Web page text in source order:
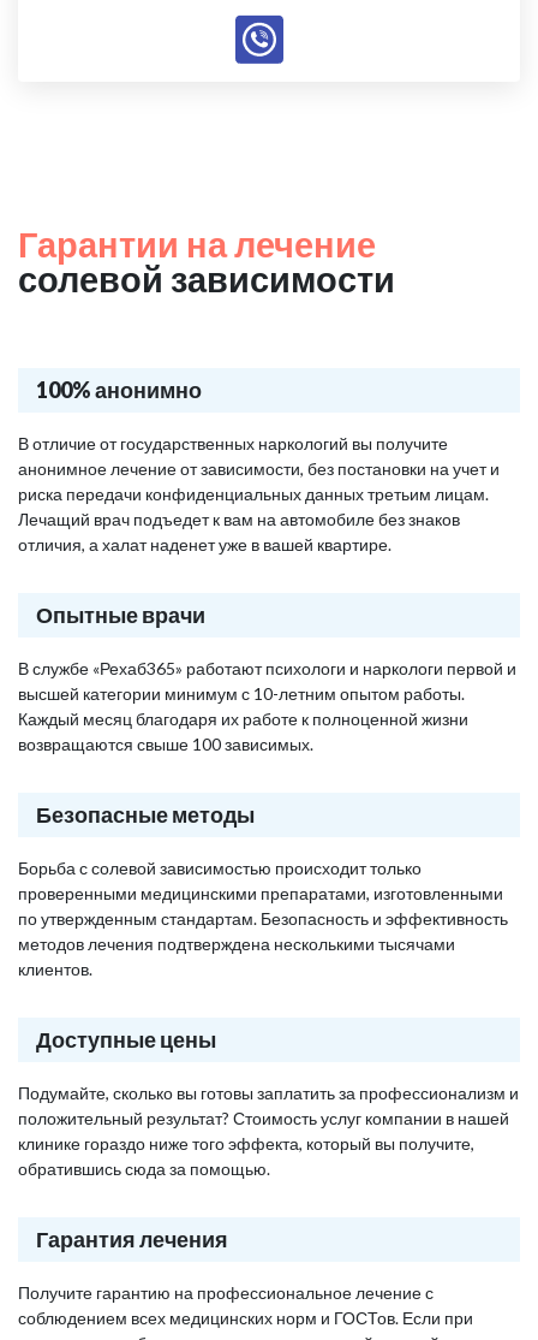
Гарантии на лечение
солевой зависимости
100% анонимно
В отличие от государственных наркологий вы получите
анонимное лечение от зависимости, без постановки на учет и
риска передачи конфиденциальных данных третьим лицам.
Лечащий врач подъедет к вам на автомобиле без знаков
отличия, а халат наденет уже в вашей квартире.
Опытные врачи
В службе «Рехаб365» работают психологи и наркологи первой и
высшей категории минимум с 10-летним опытом работы.
Каждый месяц благодаря их работе к полноценной жизни
возвращаются свыше 100 зависимых.
Безопасные методы
Борьба с солевой зависимостью происходит только
проверенными медицинскими препаратами, изготовленными
по утвержденным стандартам. Безопасность и эффективность
методов лечения подтверждена несколькими тысячами
клиентов.
Доступные цены
Подумайте, сколько вы готовы заплатить за профессионализм и
положительный результат? Стоимость услуг компании в нашей
клинике гораздо ниже того эффекта, который вы получите,
обратившись сюда за помощью.
Гарантия лечения
Получите гарантию на профессиональное лечение с
соблюдением всех медицинских норм и ГОСТов. Если при